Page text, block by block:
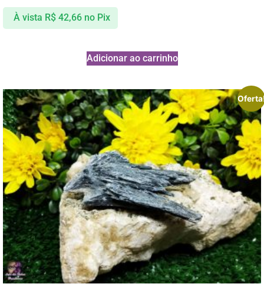
À vista R$42,66 no Pix
Adicionar ao carrinho